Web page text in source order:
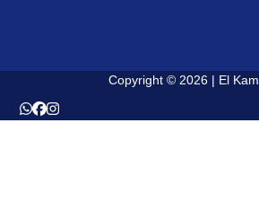
Copyright © 2026 | El